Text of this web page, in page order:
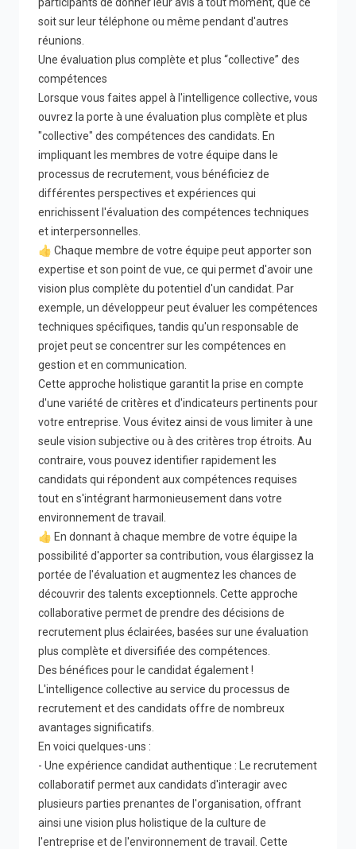
soit sur leur téléphone ou même pendant d'autres
réunions.
Une évaluation plus complète et plus “collective” des
compétences
Lorsque vous faites appel à l'intelligence collective, vous
ouvrez la porte à une évaluation plus complète et plus
"collective" des compétences des candidats. En
impliquant les membres de votre équipe dans le
processus de recrutement, vous bénéficiez de
différentes perspectives et expériences qui
enrichissent l'évaluation des compétences techniques
et interpersonnelles.
👍 Chaque membre de votre équipe peut apporter son
expertise et son point de vue, ce qui permet d'avoir une
vision plus complète du potentiel d'un candidat. Par
exemple, un développeur peut évaluer les compétences
techniques spécifiques, tandis qu'un responsable de
projet peut se concentrer sur les compétences en
gestion et en communication.
Cette approche holistique garantit la prise en compte
d'une variété de critères et d'indicateurs pertinents pour
votre entreprise. Vous évitez ainsi de vous limiter à une
seule vision subjective ou à des critères trop étroits. Au
contraire, vous pouvez identifier rapidement les
candidats qui répondent aux compétences requises
tout en s'intégrant harmonieusement dans votre
environnement de travail.
👍 En donnant à chaque membre de votre équipe la
possibilité d'apporter sa contribution, vous élargissez la
portée de l'évaluation et augmentez les chances de
découvrir des talents exceptionnels. Cette approche
collaborative permet de prendre des décisions de
recrutement plus éclairées, basées sur une évaluation
plus complète et diversifiée des compétences.
Des bénéfices pour le candidat également !
L'intelligence collective au service du processus de
recrutement et des candidats offre de nombreux
avantages significatifs.
En voici quelques-uns :
- Une expérience candidat authentique : Le recrutement
collaboratif permet aux candidats d'interagir avec
plusieurs parties prenantes de l'organisation, offrant
ainsi une vision plus holistique de la culture de
l'entreprise et de l'environnement de travail. Cette